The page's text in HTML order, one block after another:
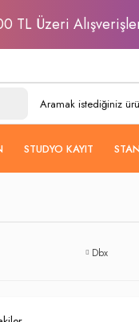
TL Üzeri
STUDYO KAYIT
Dbx